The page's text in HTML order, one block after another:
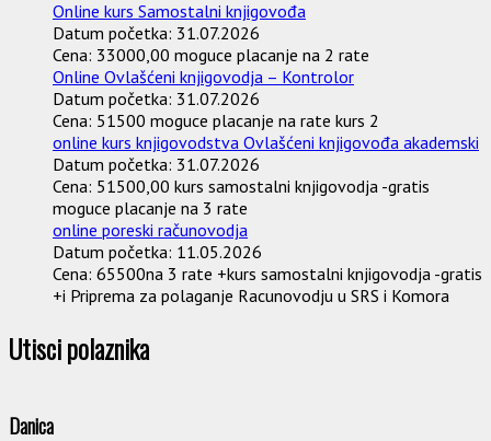
Online kurs Samostalni knjigovođa
Datum početka: 31.07.2026
Cena: 33000,00 moguce placanje na 2 rate
Online Ovlašćeni knjigovodja – Kontrolor
Datum početka: 31.07.2026
Cena: 51500 moguce placanje na rate kurs 2
online kurs knjigovodstva Ovlašćeni knjigovođa akademski
Datum početka: 31.07.2026
Cena: 51500,00 kurs samostalni knjigovodja -gratis
moguce placanje na 3 rate
online poreski računovodja
Datum početka: 11.05.2026
Cena: 65500na 3 rate +kurs samostalni knjigovodja -gratis
+i Priprema za polaganje Racunovodju u SRS i Komora
Utisci polaznika
Danica